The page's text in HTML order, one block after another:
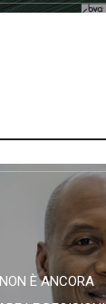
È ANCORA